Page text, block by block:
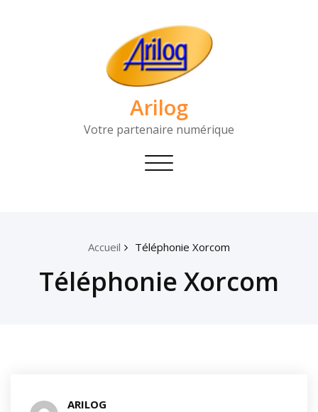
Arilog
Votre partenaire numérique
Toggle
Accueil Téléphonie Xorcom
Téléphonie Xorcom
ARILOG